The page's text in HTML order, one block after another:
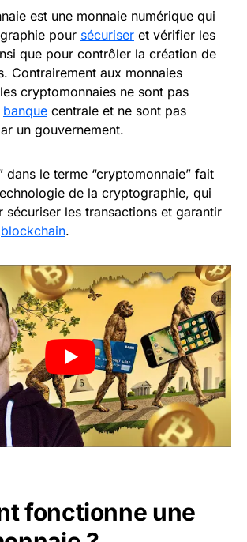
est une monnaie numérique qui
pour sécuriser et vérifier les
que pour contrôler la création de
Contrairement aux monnaies
cryptomonnaies ne sont pas
banque centrale et ne sont pas
un gouvernement.
dans le terme “cryptomonnaie” fait
de la cryptographie, qui
sécuriser les transactions et garantir
blockchain.
fonctionne une